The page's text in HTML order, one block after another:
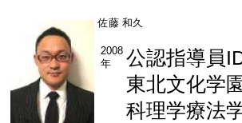
佐藤 和久
2008
年
公認指導員
東北文化学
科理学療法